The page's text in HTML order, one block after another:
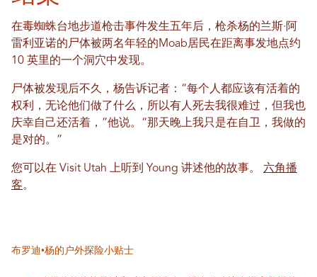
在毒蜘蛛台地步道枪击事件发生五年后，枪杀杨的兰斯·阿
雷利亚诺的尸体被两名年轻的Moab居民在距离事发地点约
10 英里的一个洞穴中发现。
尸体被发现后不久，杨告诉记者：“每个人都应该有活着的
权利，无论他们做了什么，所以有人死去我很难过，但我也
庆幸自己还活着，”他说。“那天晚上我只是在自卫，我做的
是对的。”
您可以在 Visit Utah 上听到 Young 讲述他的故事。 六角播
客。
布罗迪·杨的户外探险小贴士